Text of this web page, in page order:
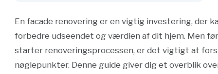
En facade renovering er en vigtig investering, der
forbedre udseendet og værdien af dit hjem. Men
starter renoveringsprocessen, er det vigtigt at
nøglepunkter. Denne guide giver dig et overblik